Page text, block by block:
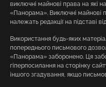
виключні майнові права на які
«Панорама». Виключні майнові
належать редакції на підставі
Використання будь-яких
попереднього письмового
«Панорама» заборонено. Ця
гіперпосилання на сторінку
іншого згадування, якщо